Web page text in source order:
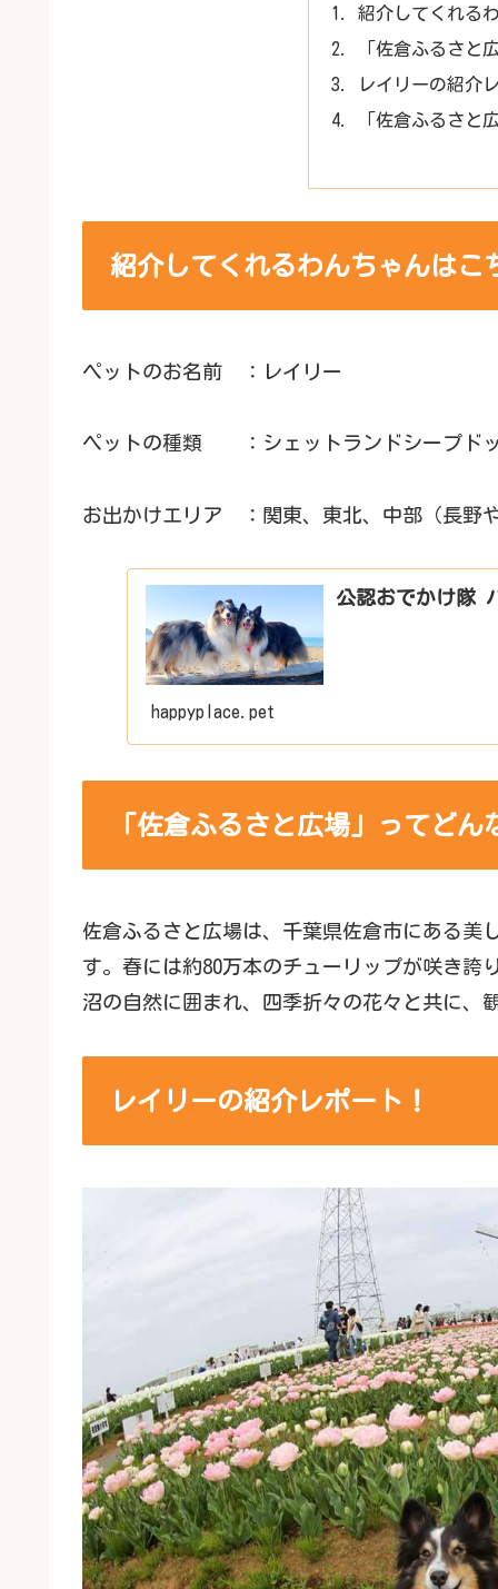
紹介してくれる
「佐倉ふるさと
レイリーの紹介
「佐倉ふるさと
紹介してくれるわんちゃんはこ
ペットのお名前 ：レイリー
ペットの種類 ：シェットランドシープド
お出かけエリア ：関東、東北、中部（長野
公認おでかけ隊
happyplace.pet
「佐倉ふるさと広場」ってどん
佐倉ふるさと広場は、千葉県佐倉市にある美
す。春には約80万本のチューリップが咲き誇
沼の自然に囲まれ、四季折々の花々と共に、
レイリーの紹介レポート！